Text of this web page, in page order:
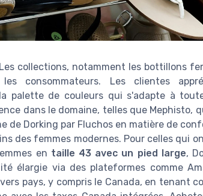
collections, notamment les bottillons
consommateurs. Les clientes
palette de couleurs qui s'adapte à
dans le domaine, telles que Mephisto,
de Dorking par Fluchos en matière de
des femmes modernes. Pour celles qui
en taille 43 avec un pied large,
élargie via des plateformes comme
pays, y compris le Canada, en tenant